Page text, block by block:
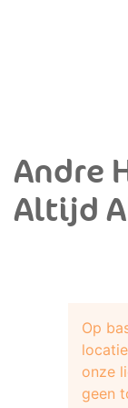
Andre
Altijd
Op
onze
geen